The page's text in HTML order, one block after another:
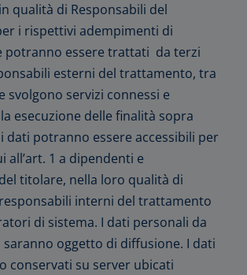
qualità di Responsabili del
i rispettivi adempimenti di
potranno essere trattati da terzi
esterni del trattamento, tra
svolgono servizi connessi e
esecuzione delle finalità sopra
dati potranno essere accessibili per
all’art. 1 a dipendenti e
titolare, nella loro qualità di
interni del trattamento
di sistema. I dati personali da
oggetto di diffusione. I dati
conservati su server ubicati